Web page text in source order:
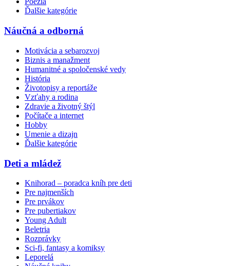
Ďalšie kategórie
Náučná a odborná
Motivácia a sebarozvoj
Biznis a manažment
Humanitné a spoločenské vedy
História
Životopisy a reportáže
Vzťahy a rodina
Zdravie a životný štýl
Počítače a internet
Hobby
Umenie a dizajn
Ďalšie kategórie
Deti a mládež
Knihorad – poradca kníh pre deti
Pre najmenších
Pre prvákov
Pre pubertiakov
Young Adult
Beletria
Rozprávky
Sci-fi, fantasy a komiksy
Leporelá